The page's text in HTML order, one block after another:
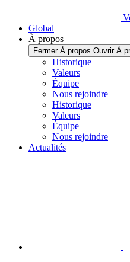
Global
À propos
Fermer À propos Ouvrir À
Historique
Valeurs
Équipe
Nous rejoindre
Historique
Valeurs
Équipe
Nous rejoindre
Actualités